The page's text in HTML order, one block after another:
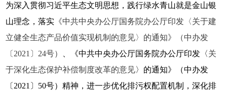
为深入贯彻习近平生态文明思想，践行绿水青山就是金山银
山理念，落实 《中共中央办公厅国务院办公厅印发〈关于建
立健全生态产品价值实现机制的意见〉的通知》（中办发
〔2021〕24号）
、《中共中央办公厅国务院办公厅印发〈关
于深化生态保护补偿制度改革的意见〉的通知》（中办发
〔2021〕50号）精神，进一步优化排污权配置机制，深化排